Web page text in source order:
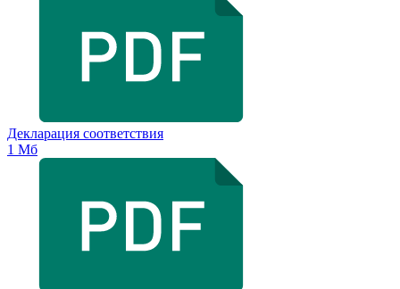
Декларация соответствия
1 Мб